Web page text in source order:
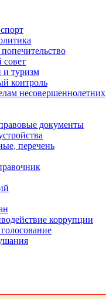
и туризм
контроль
несовершеннолетних
документы
перечень
коррупции